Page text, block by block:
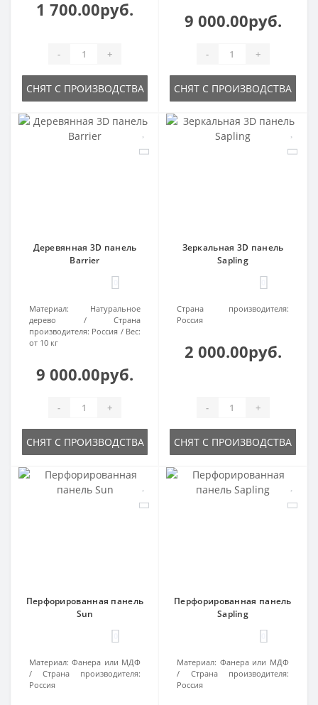
1 700.00руб.
- +
СНЯТ С ПРОИЗВОДСТВА
9 000.00руб.
- +
СНЯТ С ПРОИЗВОДСТВА
Деревянная 3D панель
Barrier
Материал:
Натуральное
дерево
Страна
производителя: Россия
Вес:
от 10 кг
9 000.00руб.
- +
СНЯТ С ПРОИЗВОДСТВА
Зеркальная 3D панель
Sapling
Страна производителя:
Россия
2 000.00руб.
- +
СНЯТ С ПРОИЗВОДСТВА
Перфорированная панель
Sun
Материал: Фанера или МДФ
Страна производителя:
Россия
Перфорированная панель
Sapling
Материал: Фанера или МДФ
Страна производителя:
Россия